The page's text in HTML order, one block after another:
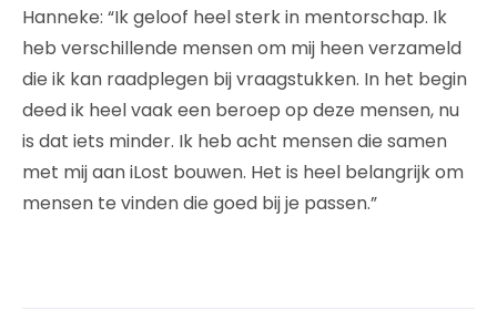
Hanneke: “Ik geloof heel sterk in mentorschap. Ik
heb verschillende mensen om mij heen verzameld
die ik kan raadplegen bij vraagstukken. In het begin
deed ik heel vaak een beroep op deze mensen, nu
is dat iets minder. Ik heb acht mensen die samen
met mij aan iLost bouwen. Het is heel belangrijk om
mensen te vinden die goed bij je passen.”